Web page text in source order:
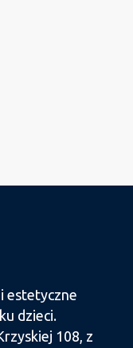
estetyczne
dzieci.
108, z